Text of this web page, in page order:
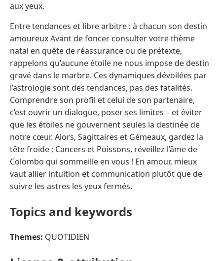
aux yeux.
Entre tendances et libre arbitre : à chacun son destin
amoureux Avant de foncer consulter votre thème
natal en quête de réassurance ou de prétexte,
rappelons qu’aucune étoile ne nous impose de destin
gravé dans le marbre. Ces dynamiques dévoilées par
l’astrologie sont des tendances, pas des fatalités.
Comprendre son profil et celui de son partenaire,
c’est ouvrir un dialogue, poser ses limites – et éviter
que les étoiles ne gouvernent seules la destinée de
notre cœur. Alors, Sagittaires et Gémeaux, gardez la
tête froide ; Cancers et Poissons, réveillez l’âme de
Colombo qui sommeille en vous ! En amour, mieux
vaut allier intuition et communication plutôt que de
suivre les astres les yeux fermés.
Topics and keywords
Themes: QUOTIDIEN